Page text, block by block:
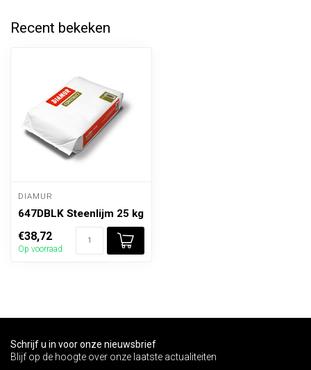
Recent bekeken
DIAMUR
647DBLK Steenlijm 25 kg
€38,72
Op voorraad
Schrijf u in voor onze nieuwsbrief
Blijf op de hoogte over onze laatste actualiteiten